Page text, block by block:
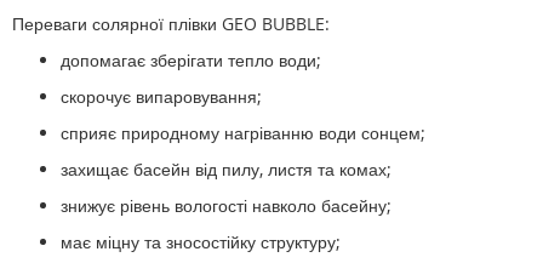
Переваги солярної плівки GEO BUBBLE:
допомагає зберігати тепло води;
скорочує випаровування;
сприяє природному нагріванню води сонцем;
захищає басейн від пилу, листя та комах;
знижує рівень вологості навколо басейну;
має міцну та зносостійку структуру;